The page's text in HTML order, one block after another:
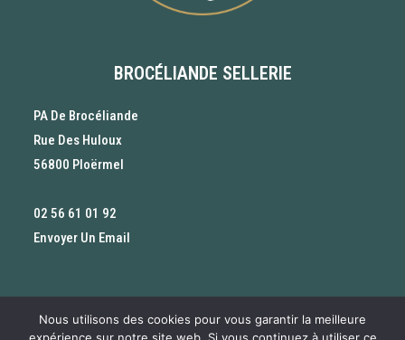
Tout pour les Cavaliers, les chevaux, les chiens et les
BROCÉLIANDE SELLERIE
PA De Brocéliande
Rue Des Huloux
56800 Ploërmel
02 56 61 01 92
Envoyer Un Email
Nous utilisons des cookies pour vous garantir la meilleure